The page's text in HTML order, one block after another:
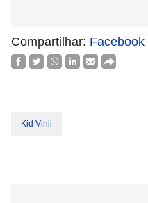
Compartilhar: Facebook
Kid Vinil